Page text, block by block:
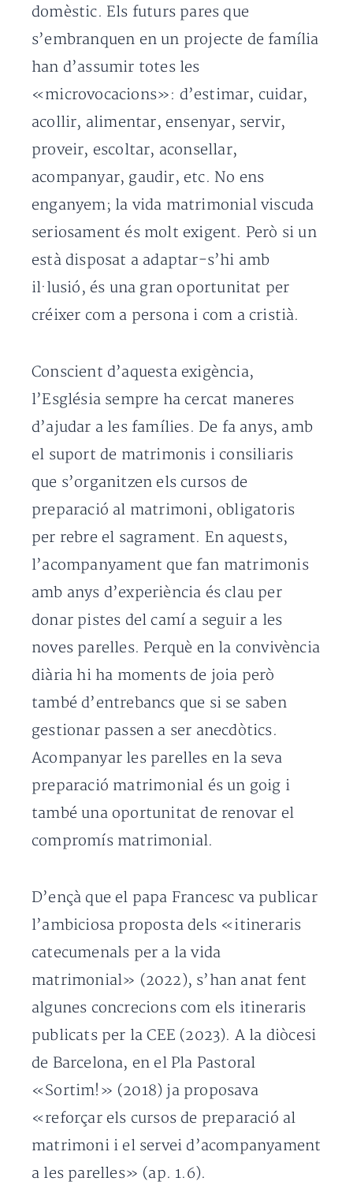
domèstic. Els futurs pares que
s’embranquen en un projecte de família
han d’assumir totes les
«microvocacions»: d’estimar, cuidar,
acollir, alimentar, ensenyar, servir,
proveir, escoltar, aconsellar,
acompanyar, gaudir, etc. No ens
enganyem; la vida matrimonial viscuda
seriosament és molt exigent. Però si un
està disposat a adaptar-s’hi amb
il·lusió, és una gran oportunitat per
créixer com a persona i com a cristià.
Conscient d’aquesta exigència,
l’Església sempre ha cercat maneres
d’ajudar a les famílies. De fa anys, amb
el suport de matrimonis i consiliaris
que s’organitzen els cursos de
preparació al matrimoni, obligatoris
per rebre el sagrament. En aquests,
l’acompanyament que fan matrimonis
amb anys d’experiència és clau per
donar pistes del camí a seguir a les
noves parelles. Perquè en la convivència
diària hi ha moments de joia però
també d’entrebancs que si se saben
gestionar passen a ser anecdòtics.
Acompanyar les parelles en la seva
preparació matrimonial és un goig i
també una oportunitat de renovar el
compromís matrimonial.
D’ençà que el papa Francesc va publicar
l’ambiciosa proposta dels «itineraris
catecumenals per a la vida
matrimonial» (2022), s’han anat fent
algunes concrecions com els itineraris
publicats per la CEE (2023). A la diòcesi
de Barcelona, en el Pla Pastoral
«Sortim!» (2018) ja proposava
«reforçar els cursos de preparació al
matrimoni i el servei d’acompanyament
a les parelles» (ap. 1.6).